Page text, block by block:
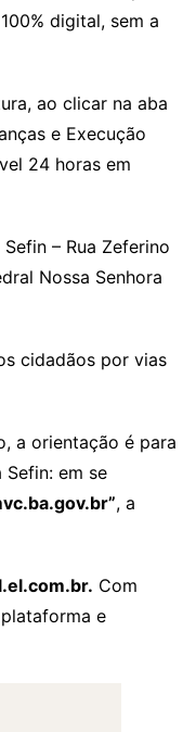
digital, sem a
ao clicar na aba
e Execução
24 horas em
– Rua Zeferino
Nossa Senhora
cidadãos por vias
a orientação é para
em se
, a
Com
e